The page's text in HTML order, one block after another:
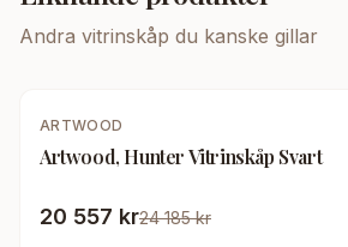
Andra vitrinskåp du kanske gillar
-15%
ARTWOOD
Artwood, Hunter Vitrinskåp Svart
20 557 kr24 185 kr